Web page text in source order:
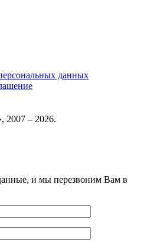
данных
– 2026.
и мы перезвоним Вам в